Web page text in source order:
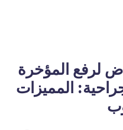
لرفع المؤخرة
المميزات